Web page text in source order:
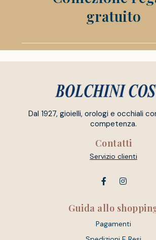
gratuito
Dal 1927, gioielli, orologi e occhiali
competenza.
Contatti
Servizio clienti
Guida allo
Pagamenti